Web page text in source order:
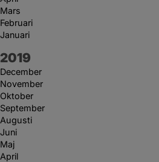
Mars
Februari
Januari
År:
2019
December
November
Oktober
September
Augusti
Juni
Maj
April